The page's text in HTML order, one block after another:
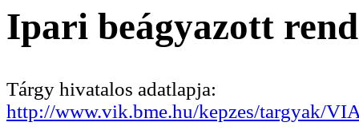
Ipari beágyazott
Tárgy hivatalos adatlapja:
http://www.vik.bme.hu/kepzes/targyak/